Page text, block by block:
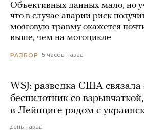
Объективных данных мало, но
что в случае аварии риск
мозговую травму окажется
выше, чем на мотоцикле
РАЗБОР 5 часов назад
WSJ: разведка США связала
беспилотник со
в Лейпциге рядом с
день назад